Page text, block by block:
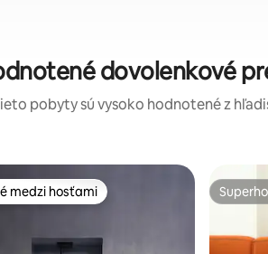
dovolenkové
pobyty sú vysoko hodnotené z
medzi hosťami
medzi hosťami